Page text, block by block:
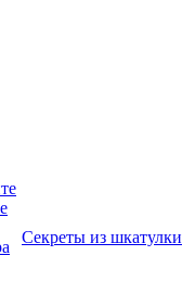
Секреты из шкатулки